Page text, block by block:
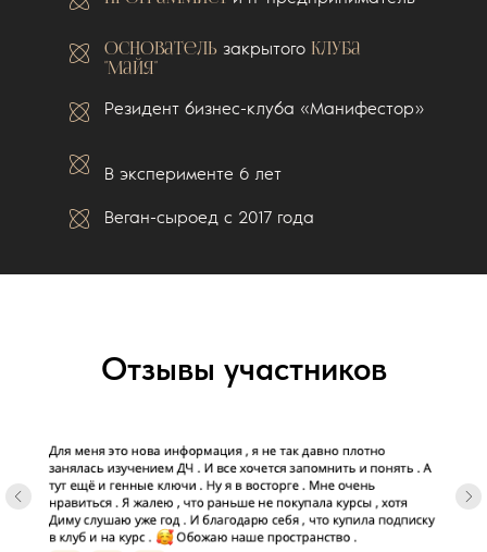
Основатель закрытого клуба
"Майя"
Резидент бизнес-клуба «Манифестор»
Веган-сыроед с 2017 года
В эксперименте 6 лет
Отзывы участников